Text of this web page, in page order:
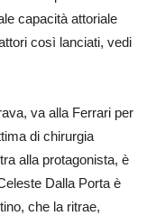
capacità attoriale
così lanciati, vedi
va alla Ferrari per
di chirurgia
alla protagonista, è
Dalla Porta è
che la ritrae,